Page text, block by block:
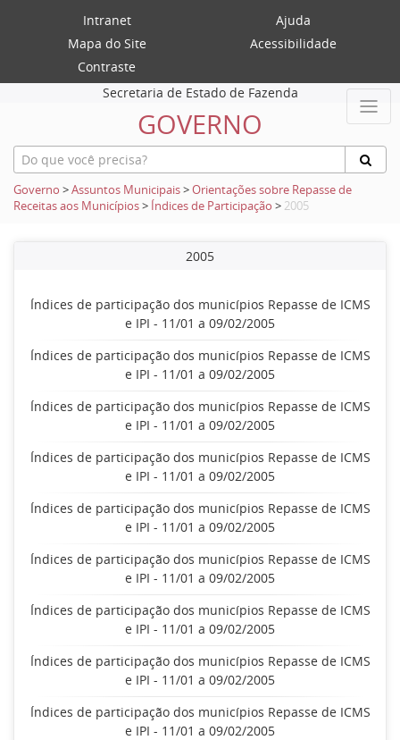
Intranet
Ajuda
Mapa do Site
Acessibilidade
Contraste
Secretaria de Estado de Fazenda
GOVERNO
Governo >Assuntos Municipais>Orientações sobre Repasse de
Receitas aos Municípios> Índices de Participação > 2005
2005
Índices de participação dos municípios Repasse de ICMS
e IPI - 11/01 a 09/02/2005
Índices de participação dos municípios Repasse de ICMS
e IPI - 11/01 a 09/02/2005
Índices de participação dos municípios Repasse de ICMS
e IPI - 11/01 a 09/02/2005
Índices de participação dos municípios Repasse de ICMS
e IPI - 11/01 a 09/02/2005
Índices de participação dos municípios Repasse de ICMS
e IPI - 11/01 a 09/02/2005
Índices de participação dos municípios Repasse de ICMS
e IPI - 11/01 a 09/02/2005
Índices de participação dos municípios Repasse de ICMS
e IPI - 11/01 a 09/02/2005
Índices de participação dos municípios Repasse de ICMS
e IPI - 11/01 a 09/02/2005
Índices de participação dos municípios Repasse de ICMS
e IPI - 11/01 a 09/02/2005